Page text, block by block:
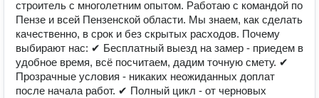
строитель с многолетним опытом. Работаю с командой по
Пензе и всей Пензенской области. Мы знаем, как сделать
качественно, в срок и без скрытых расходов. Почему
выбирают нас: ✔ Бесплатный выезд на замер - приедем в
удобное время, всё посчитаем, дадим точную смету. ✔
Прозрачные условия - никаких неожиданных доплат
после начала работ. ✔ Полный цикл - от черновых